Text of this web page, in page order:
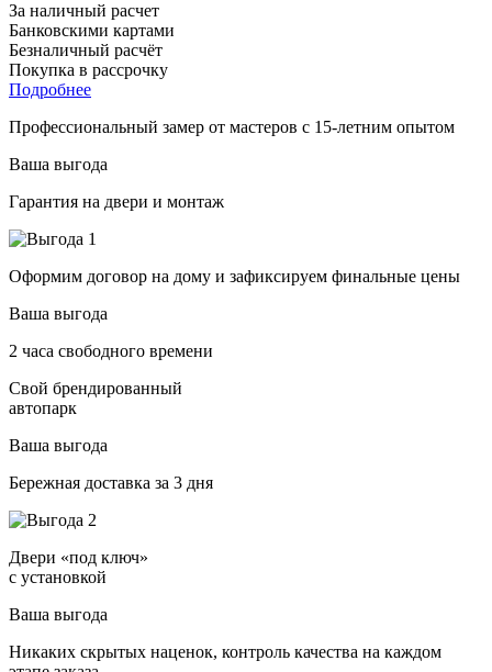
За наличный расчет
Банковскими картами
Безналичный расчёт
Покупка в рассрочку
Подробнее
Профессиональный замер от мастеров с 15-летним опытом
Ваша выгода
Гарантия на двери и монтаж
Оформим договор на дому и зафиксируем финальные цены
Ваша выгода
2 часа свободного времени
Свой брендированный
автопарк
Ваша выгода
Бережная доставка за 3 дня
Двери «под ключ»
с установкой
Ваша выгода
Никаких скрытых наценок, контроль качества на каждом